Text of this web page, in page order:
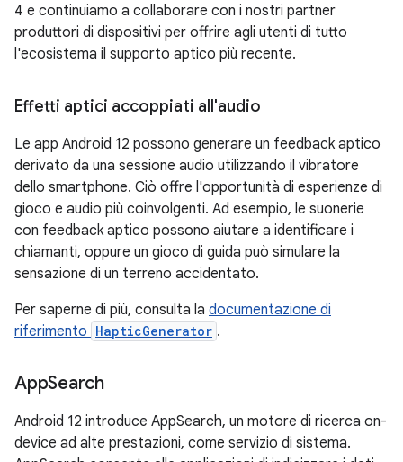
4 e continuiamo a collaborare con i nostri partner
produttori di dispositivi per offrire agli utenti di tutto
l'ecosistema il supporto aptico più recente.
Effetti aptici accoppiati all'audio
Le app Android 12 possono generare un feedback aptico
derivato da una sessione audio utilizzando il vibratore
dello smartphone. Ciò offre l'opportunità di esperienze di
gioco e audio più coinvolgenti. Ad esempio, le suonerie
con feedback aptico possono aiutare a identificare i
chiamanti, oppure un gioco di guida può simulare la
sensazione di un terreno accidentato.
Per saperne di più, consulta la documentazione di
riferimento HapticGenerator .
AppSearch
Android 12 introduce AppSearch, un motore di ricerca on-
device ad alte prestazioni, come servizio di sistema.